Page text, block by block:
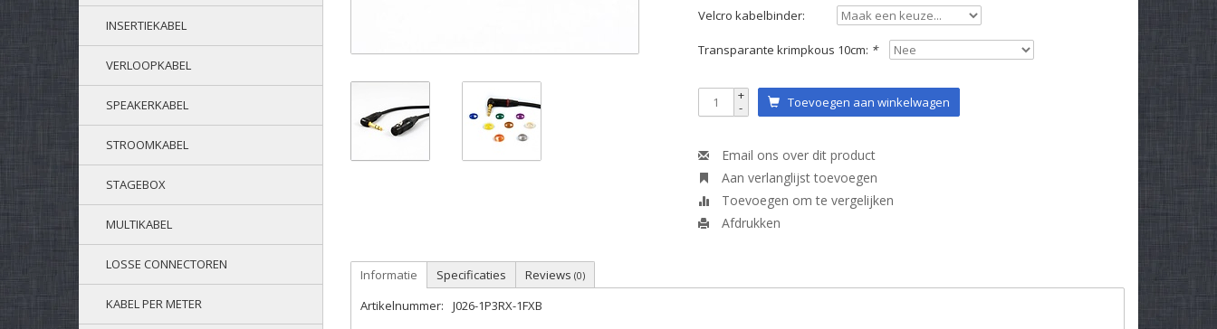
INSERTIEKABEL
VERLOOPKABEL
SPEAKERKABEL
STROOMKABEL
STAGEBOX
MULTIKABEL
LOSSE CONNECTOREN
KABEL PER METER
Velcro kabelbinder:
Transparante krimpkous 10cm: *
+
- Toevoegen aan winkelwagen
Email ons over dit product
Aan verlanglijst toevoegen
Toevoegen om te vergelijken
Afdrukken
Informatie Specificaties Reviews (0)
Artikelnummer: J026-1P3RX-1FXB